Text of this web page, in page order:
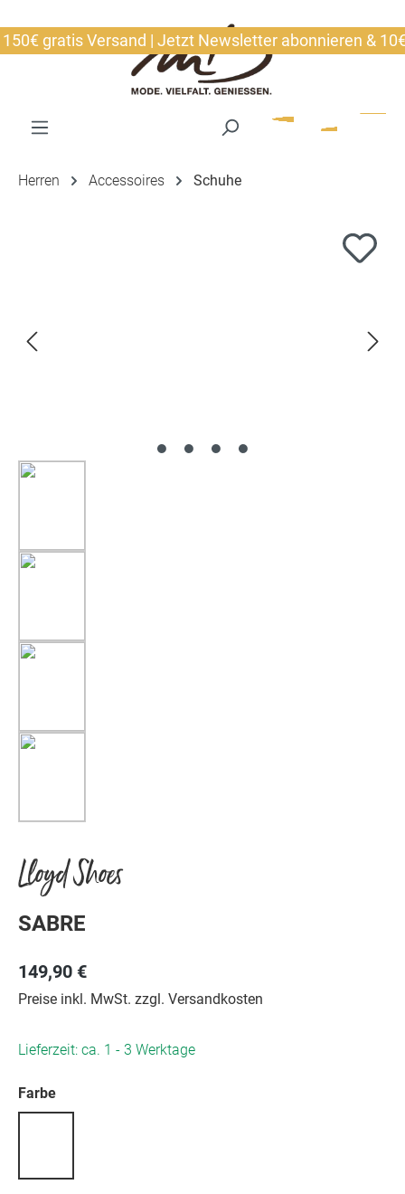
gratis Versand | Jetzt Newsletter abonnieren & 10€
Herren Accessoires Schuhe
Lloyd Shoes
SABRE
149,90 €
Preise inkl. MwSt. zzgl. Versandkosten
Lieferzeit: ca. 1 - 3 Werktage
Farbeauswählen